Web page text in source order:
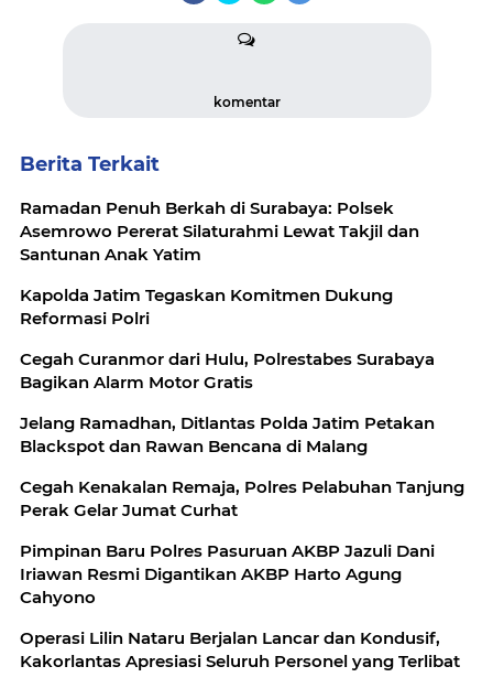
komentar
Berita Terkait
Ramadan Penuh Berkah di Surabaya: Polsek
Asemrowo Pererat Silaturahmi Lewat Takjil dan
Santunan Anak Yatim
Kapolda Jatim Tegaskan Komitmen Dukung
Reformasi Polri
Cegah Curanmor dari Hulu, Polrestabes Surabaya
Bagikan Alarm Motor Gratis
Jelang Ramadhan, Ditlantas Polda Jatim Petakan
Blackspot dan Rawan Bencana di Malang
Cegah Kenakalan Remaja, Polres Pelabuhan Tanjung
Perak Gelar Jumat Curhat
Pimpinan Baru Polres Pasuruan AKBP Jazuli Dani
Iriawan Resmi Digantikan AKBP Harto Agung
Cahyono
Operasi Lilin Nataru Berjalan Lancar dan Kondusif,
Kakorlantas Apresiasi Seluruh Personel yang Terlibat